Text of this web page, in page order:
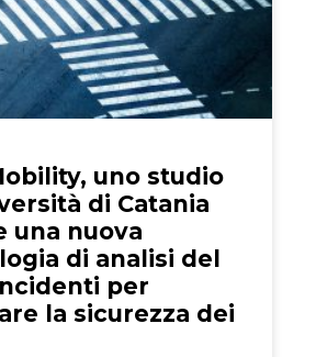
uno studio
di Catania
una nuova
di analisi del
per
la sicurezza dei